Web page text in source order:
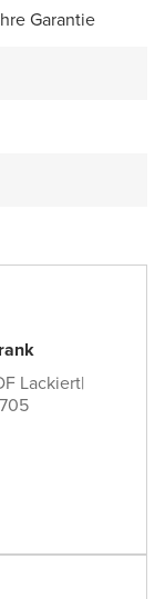
Garantie
Lackiert|